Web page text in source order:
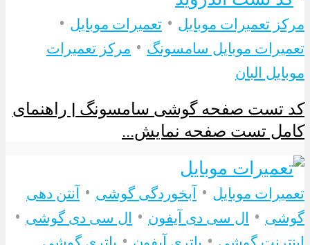
مرکز تعمیرات موبایل • تعمیرات موبایل •
تعمیرات موبایل سامسونگ • مرکز تعمیرات
موبایل البان
کد تست صفحه گوشی سامسونگ | راهنمای
کامل تست صفحه نمایش...
تعمیرات موبایل • آبخوردگی گوشی • آنتن دهی
گوشی • ال سی دی آیفون • ال سی دی گوشی •